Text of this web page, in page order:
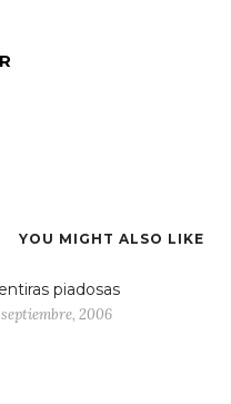
YOU MIGHT ALSO LIKE
piadosas
2006